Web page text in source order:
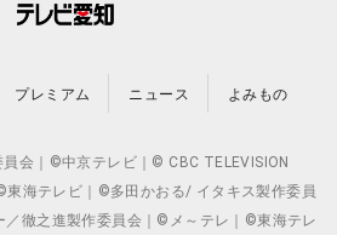
プレミアム ニュース よみもの
会｜©中京テレビ｜© CBC TELEVISION
東海テレビ｜©多田かおる/ イタキス製作委員
徹之進製作委員会｜©メ～テレ｜©東海テレ